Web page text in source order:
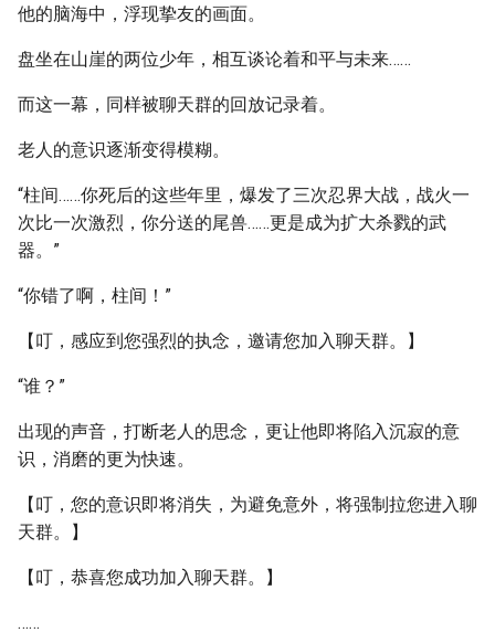
他的脑海中，浮现挚友的画面。
盘坐在山崖的两位少年，相互谈论着和平与未来……
而这一幕，同样被聊天群的回放记录着。
老人的意识逐渐变得模糊。
“柱间……你死后的这些年里，爆发了三次忍界大战，战火一
次比一次激烈，你分送的尾兽……更是成为扩大杀戮的武
器。”
“你错了啊，柱间！”
【叮，感应到您强烈的执念，邀请您加入聊天群。】
“谁？”
出现的声音，打断老人的思念，更让他即将陷入沉寂的意
识，消磨的更为快速。
【叮，您的意识即将消失，为避免意外，将强制拉您进入聊
天群。】
【叮，恭喜您成功加入聊天群。】
……